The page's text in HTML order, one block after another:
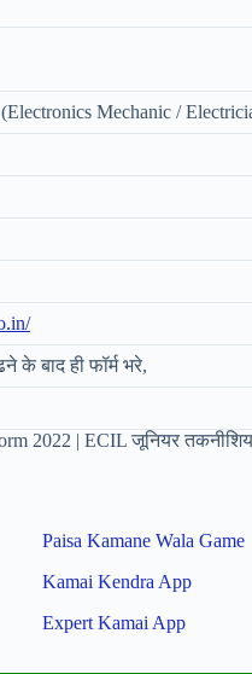
(Electronics Mechanic /
के बाद ही फॉर्म भरे,
2022 | ECIL जूनियर
Paisa Kamane Wala Game
Kamai Kendra App
Expert Kamai App